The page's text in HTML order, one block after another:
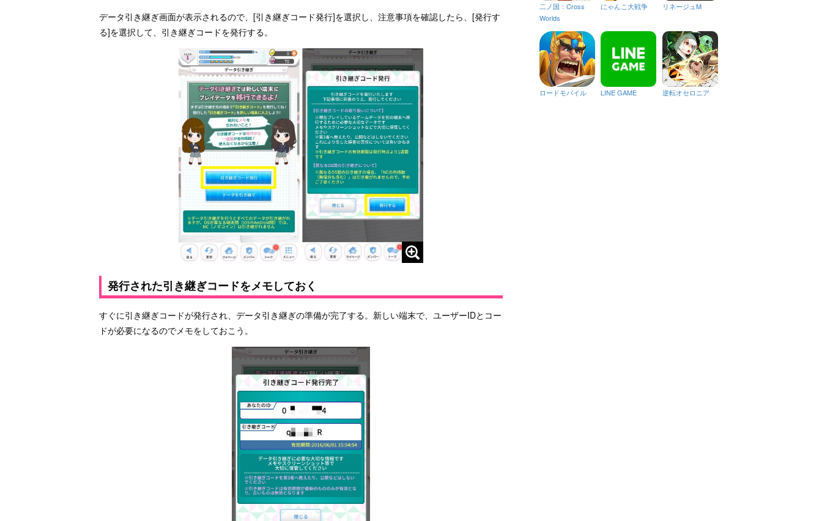
データ引き継ぎ画面が表示されるので、[引き継ぎコード発行]を選択し、注意事項を確認したら、[発行す
る]を選択して、引き継ぎコードを発行する。
発行された引き継ぎコードをメモしておく
すぐに引き継ぎコードが発行され、データ引き継ぎの準備が完了する。新しい端末で、ユーザーIDとコー
ドが必要になるのでメモをしておこう。
二ノ国：Cross
Worlds
にゃんこ大戦争 リネージュM
ロードモバイル LINE GAME 逆転オセロニア